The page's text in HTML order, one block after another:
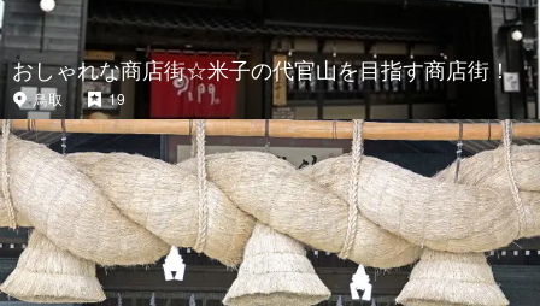
おしゃれな商店街☆米子の代官山を目指す商店街！
鳥取 19